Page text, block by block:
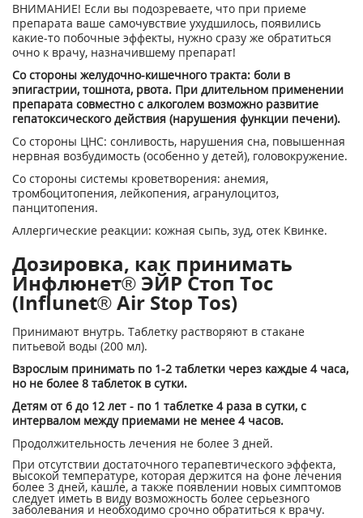
ВНИМАНИЕ! Если вы подозреваете, что при приеме
препарата ваше самочувствие ухудшилось, появились
какие-то побочные эффекты, нужно сразу же обратиться
очно к врачу, назначившему препарат!
Со стороны желудочно-кишечного тракта: боли в
эпигастрии, тошнота, рвота. При длительном применении
препарата совместно с алкоголем возможно развитие
гепатоксического действия (нарушения функции печени).
Со стороны ЦНС: сонливость, нарушения сна, повышенная
нервная возбудимость (особенно у детей), головокружение.
Со стороны системы кроветворения: анемия,
тромбоцитопения, лейкопения, агранулоцитоз,
панцитопения.
Аллергические реакции: кожная сыпь, зуд, отек Квинке.
Дозировка, как принимать
Инфлюнет® ЭЙР Стоп Тос
(Influnet® Air Stop Tos)
Принимают внутрь. Таблетку растворяют в стакане
питьевой воды (200 мл).
Взрослым принимать по 1-2 таблетки через каждые 4 часа,
но не более 8 таблеток в сутки.
Детям от 6 до 12 лет - по 1 таблетке 4 раза в сутки, с
интервалом между приемами не менее 4 часов.
Продолжительность лечения не более 3 дней.
При отсутствии достаточного терапевтического эффекта,
высокой температуре, которая держится на фоне лечения
более 3 дней, кашле, а также появлении новых симптомов
следует иметь в виду возможность более серьезного
заболевания и необходимо срочно обратиться к врачу.